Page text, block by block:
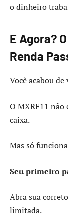
o dinheiro
E Agora?
Renda
Você acabou de
O MXRF11 não
caixa.
Mas só
Seu primeiro
Abra sua
limitada.